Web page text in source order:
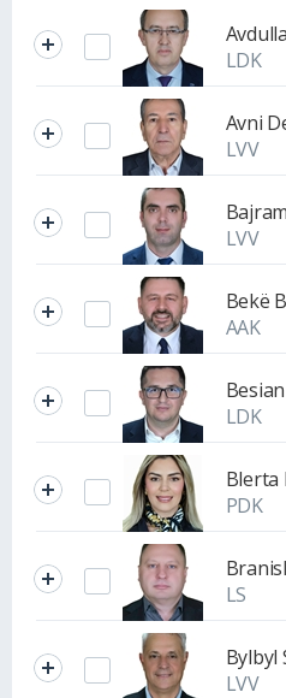
LDK
Avni
LVV
LVV
Bekë
AAK
LDK
Blerta
PDK
LS
Bylbyl
LVV